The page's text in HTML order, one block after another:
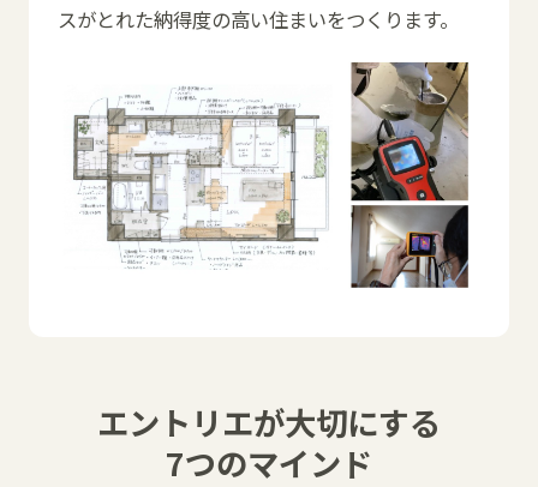
スがとれた納得度の高い住まいをつくります。
エントリエが大切にする
7つのマインド